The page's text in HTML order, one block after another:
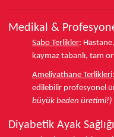
Medikal &
Sabo Terlikler:
kaymaz tabanlı, tam
Ameliyathane Terlikleri:
edilebilir profesyonel
büyük beden üretimi!)
Diyabetik Ayak Sağlığı